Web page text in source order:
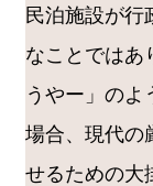
民泊施設が行
なことではあ
うやー」のよ
場合、現代の
せるための大